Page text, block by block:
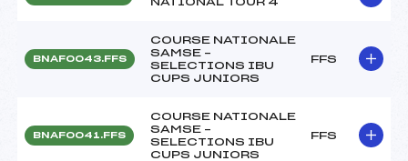
BNAF0043.FFS
COURSE NATIONALE
SAMSE –
SELECTIONS IBU
CUPS JUNIORS
FFS
BNAF0041.FFS
COURSE NATIONALE
SAMSE –
SELECTIONS IBU
CUPS JUNIORS
FFS